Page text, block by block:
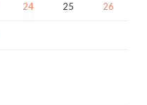
24 25 26